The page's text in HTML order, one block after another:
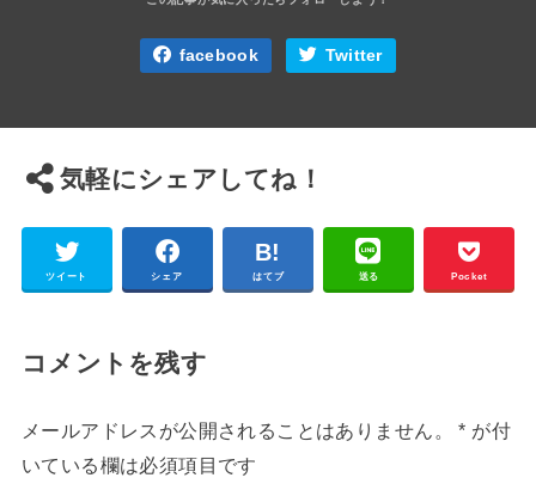
facebook Twitter
気軽にシェアしてね！
ツイート シェア はてブ 送る Pocket
コメントを残す
メールアドレスが公開されることはありません。 * が付
いている欄は必須項目です